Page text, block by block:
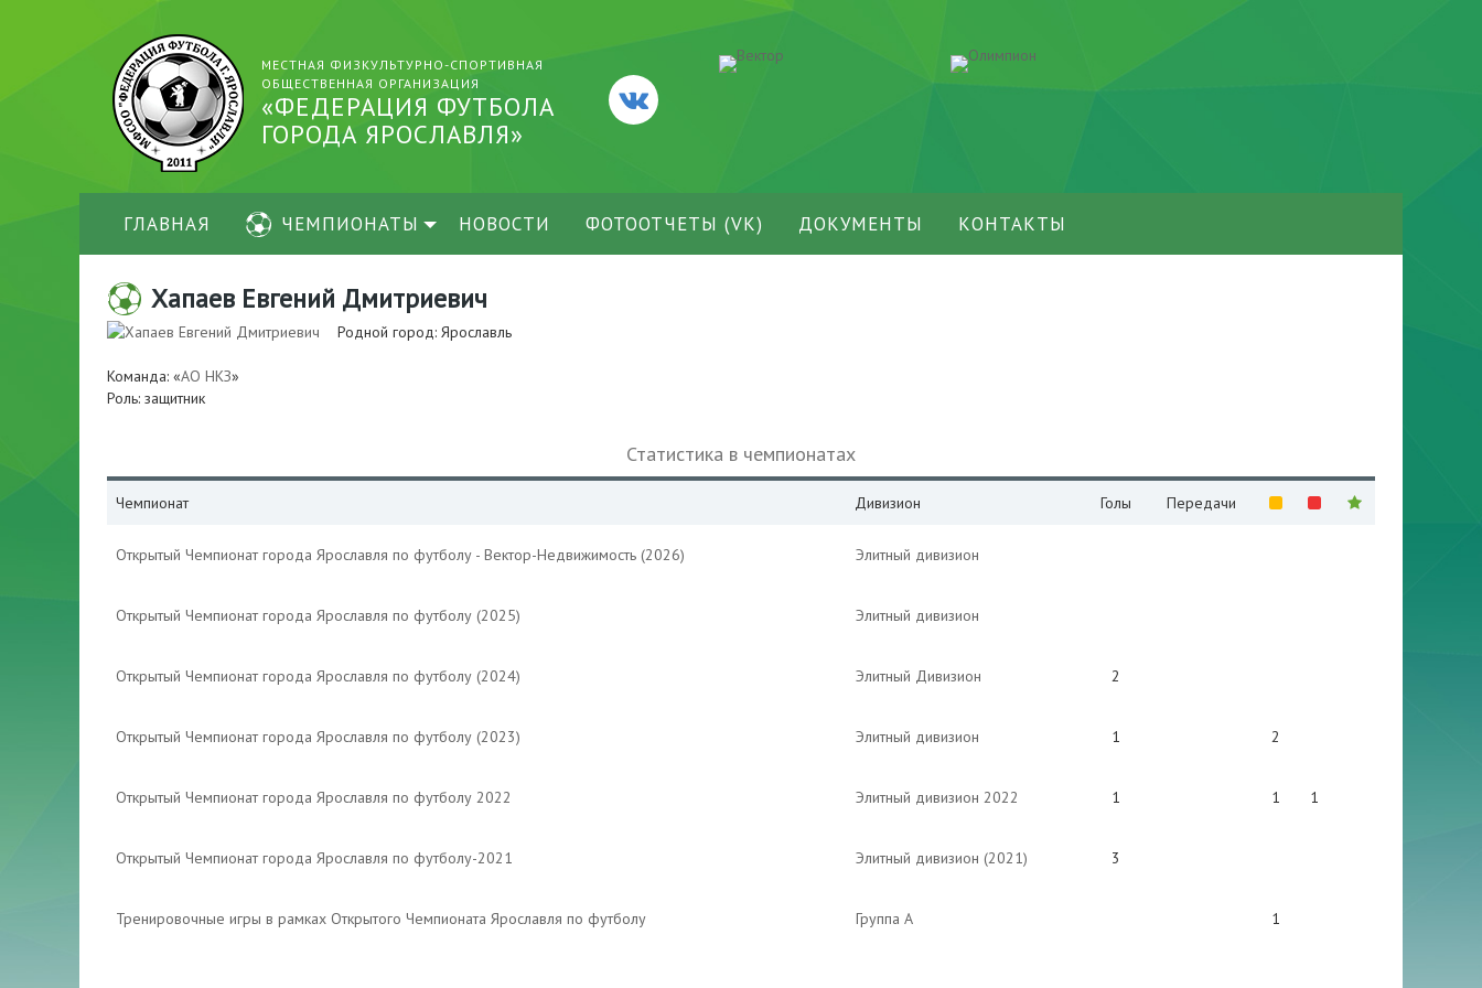
МЕСТНАЯ ФИЗКУЛЬТУРНО-СПОРТИВНАЯ
ОБЩЕСТВЕННАЯ ОРГАНИЗАЦИЯ
«ФЕДЕРАЦИЯ ФУТБОЛА
ГОРОДА ЯРОСЛАВЛЯ»
ГЛАВНАЯ ЧЕМПИОНАТЫ НОВОСТИ ФОТООТЧЕТЫ (VK) ДОКУМЕНТЫ КОНТАКТЫ
Хапаев Евгений Дмитриевич
Родной город: Ярославль
Команда: «АО НКЗ»
Роль: защитник
Статистика в чемпионатах
Чемпионат Дивизион Голы Передачи
Открытый Чемпионат города Ярославля по футболу - Вектор-Недвижимость (2026) Элитный дивизион
Открытый Чемпионат города Ярославля по футболу (2025) Элитный дивизион
Открытый Чемпионат города Ярославля по футболу (2024) Элитный Дивизион 2
Открытый Чемпионат города Ярославля по футболу (2023) Элитный дивизион 1 2
Открытый Чемпионат города Ярославля по футболу 2022 Элитный дивизион 2022 1 1 1
Открытый Чемпионат города Ярославля по футболу-2021 Элитный дивизион (2021) 3
Тренировочные игры в рамках Открытого Чемпионата Ярославля по футболу Группа А 1